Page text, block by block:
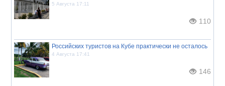
5 Августа 17:11
110
Российских туристов на Кубе практически не осталось
4 Августа 17:41
146